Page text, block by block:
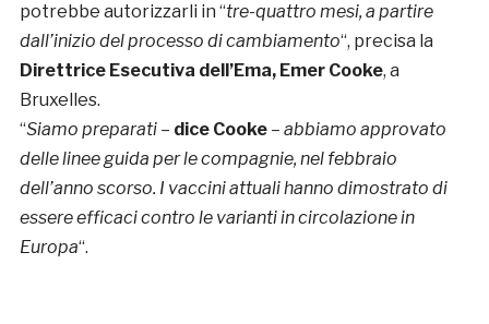
potrebbe autorizzarli in “tre-quattro mesi, a partire
dall’inizio del processo di cambiamento“, precisa la
Direttrice Esecutiva dell’Ema, Emer Cooke, a
Bruxelles.
“Siamo preparati– dice Cooke– abbiamo approvato
delle linee guida per le compagnie, nel febbraio
dell’anno scorso. I vaccini attuali hanno dimostrato di
essere efficaci contro le varianti in circolazione in
Europa“.